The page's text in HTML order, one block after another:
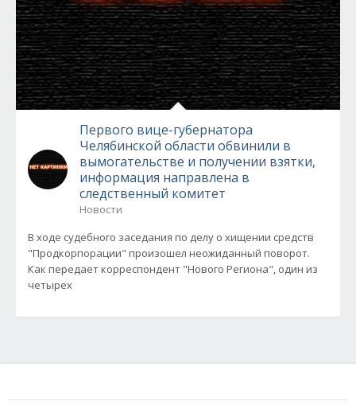
Первого вице-губернатора
Челябинской области обвинили в
вымогательстве и получении взятки,
информация направлена в
следственный комитет
Новости
В ходе судебного заседания по делу о хищении средств
"Продкорпорации" произошел неожиданный поворот.
Как передает корреспондент "Нового Региона", один из
четырех